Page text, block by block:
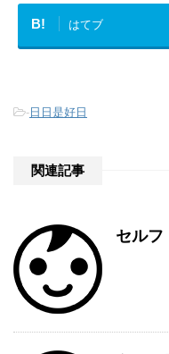
B! はてブ
-日日是好日
関連記事
セルフ